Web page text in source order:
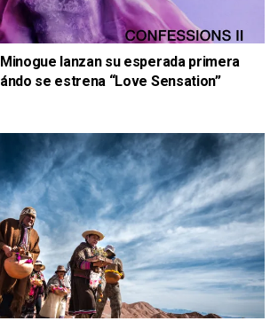
lanzan su esperada primera
se estrena “Love Sensation”